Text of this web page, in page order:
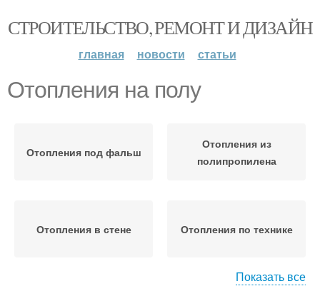
СТРОИТЕЛЬСТВО, РЕМОНТ И ДИЗАЙН
главная новости статьи
Отопления на полу
Отопления под фальш
Отопления из
полипропилена
Отопления в стене Отопления по технике
Показать все